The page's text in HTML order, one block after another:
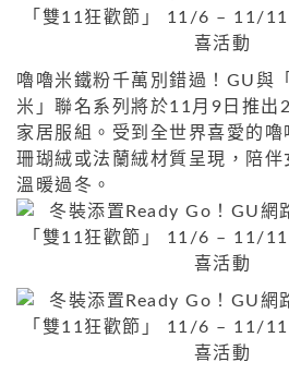
嚕嚕米鐵粉千萬別錯過！GU與
米」聯名系列將於11月9日推出
家居服組。受到全世界喜愛的嚕
珊瑚絨或法蘭絨材質呈現，陪伴
溫暖過冬。